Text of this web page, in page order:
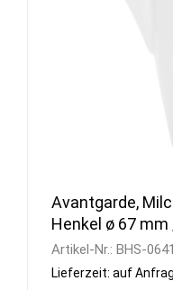
Avantgarde,
Henkel ø 67 mm
Artikel-Nr.: BHS-
Lieferzeit: auf